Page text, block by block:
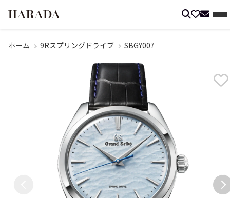
ホーム 9Rスプリングドライブ SBGY007